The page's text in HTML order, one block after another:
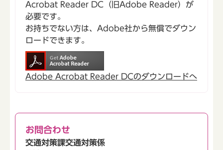
Acrobat Reader DC（旧Adobe Reader）が
必要です。
お持ちでない方は、Adobe社から無償でダウン
ロードできます。
Adobe Acrobat Reader DCのダウンロードへ
お問合わせ
交通対策課交通対策係